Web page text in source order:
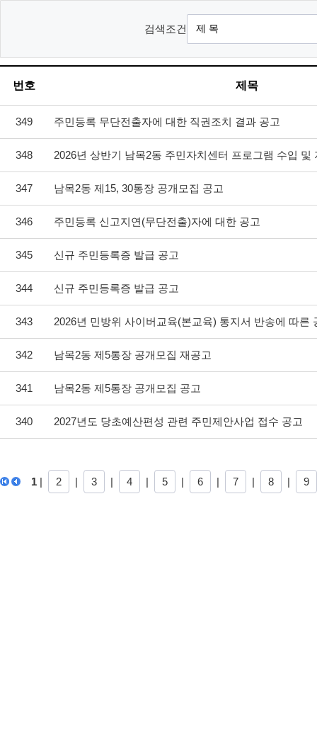
검색조건
번호 제목
349 주민등록 무단전출자에 대한 직권조치 결과 공고
348 2026년 상반기 남목2동 주민자치센터 프로그램 수입 및
347 남목2동 제15, 30통장 공개모집 공고
346 주민등록 신고지연(무단전출)자에 대한 공고
345 신규 주민등록증 발급 공고
344 신규 주민등록증 발급 공고
343 2026년 민방위 사이버교육(본교육) 통지서 반송에 따른
342 남목2동 제5통장 공개모집 재공고
341 남목2동 제5통장 공개모집 공고
340 2027년도 당초예산편성 관련 주민제안사업 접수 공고
1 | 2 | 3 | 4 | 5 | 6 | 7 | 8 | 9